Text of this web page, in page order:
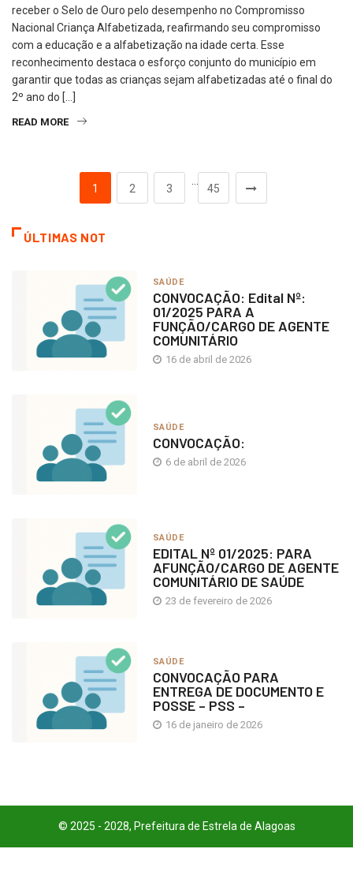
receber o Selo de Ouro pelo desempenho no Compromisso
Nacional Criança Alfabetizada, reafirmando seu compromisso
com a educação e a alfabetização na idade certa. Esse
reconhecimento destaca o esforço conjunto do município em
garantir que todas as crianças sejam alfabetizadas até o final do
2º ano do […]
READ MORE
1 2 3 45
ÚLTIMAS NOT
SAÚDE
CONVOCAÇÃO: Edital Nº:
01/2025 PARA A
FUNÇÃO/CARGO DE AGENTE
COMUNITÁRIO
16 de abril de 2026
SAÚDE
CONVOCAÇÃO:
6 de abril de 2026
SAÚDE
EDITAL Nº 01/2025: PARA
AFUNÇÃO/CARGO DE AGENTE
COMUNITÁRIO DE SAÚDE
23 de fevereiro de 2026
SAÚDE
CONVOCAÇÃO PARA
ENTREGA DE DOCUMENTO E
POSSE – PSS –
16 de janeiro de 2026
© 2025 - 2028, Prefeitura de Estrela de Alagoas